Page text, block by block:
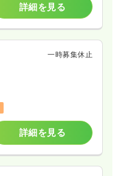
詳細を見る
一時募集休止
詳細を見る